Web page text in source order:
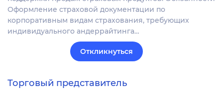
Оформление страховой документации по
корпоративным видам страхования, требующих
индивидуального андеррайтинга…
Откликнуться
Торговый представитель